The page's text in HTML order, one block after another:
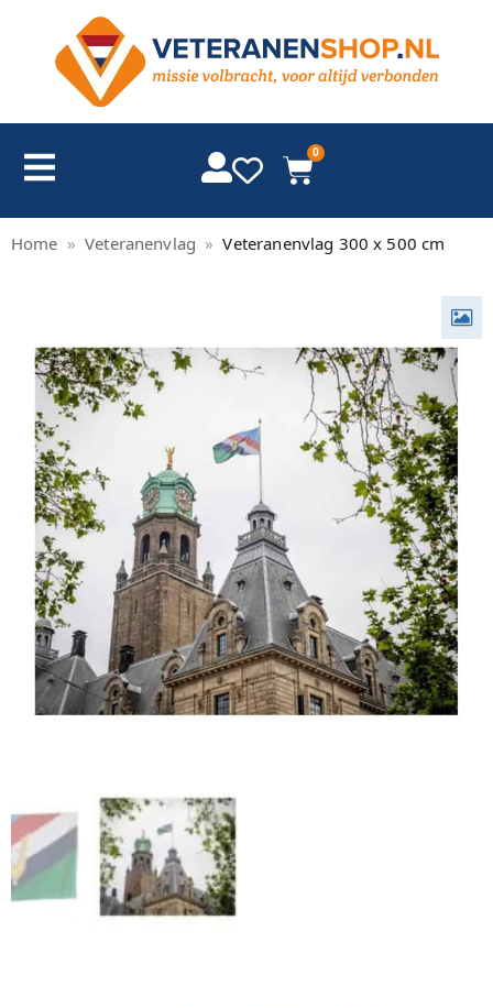
0
Home » Veteranenvlag » Veteranenvlag 300 x 500 cm